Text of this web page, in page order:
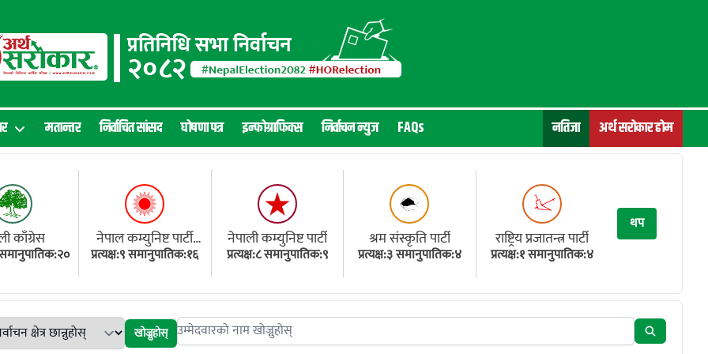
नतिजा अर्थ सरोकार होम
मतान्तर निर्वाचित सांसद घोषणा पत्र इन्फोग्राफिक्स निर्वाचन न्युज FAQs
काँग्रेस
समानुपातिक:२०
नेपाल कम्युनिष्ट पार्टी
(एमाले)
प्रत्यक्ष:९ समानुपातिक:१६
नेपाली कम्युनिष्ट पार्टी
प्रत्यक्ष:८ समानुपातिक:९
श्रम संस्कृति पार्टी
प्रत्यक्ष:३ समानुपातिक:४
राष्ट्रिय प्रजातन्त्र पार्टी
प्रत्यक्ष:१ समानुपातिक:४
थप
खोज्नुहोस् Search candidates